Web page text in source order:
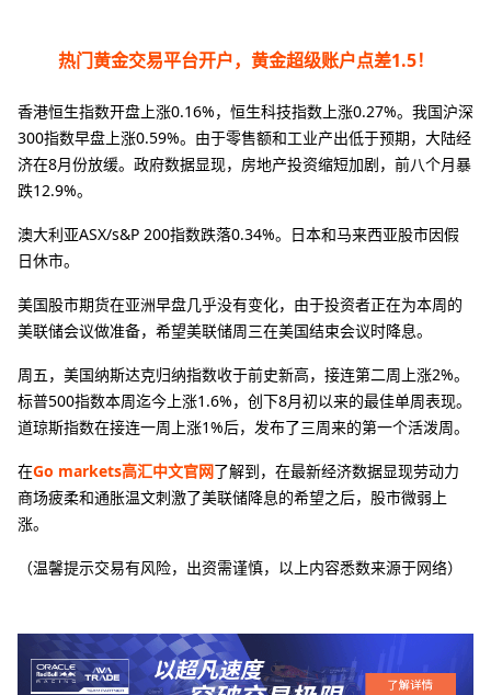
热门黄金交易平台开户，黄金超级账户点差1.5！
香港恒生指数开盘上涨0.16%，恒生科技指数上涨0.27%。我国沪深
300指数早盘上涨0.59%。由于零售额和工业产出低于预期，大陆经
济在8月份放缓。政府数据显现，房地产投资缩短加剧，前八个月暴
跌12.9%。
澳大利亚ASX/s&P 200指数跌落0.34%。日本和马来西亚股市因假
日休市。
美国股市期货在亚洲早盘几乎没有变化，由于投资者正在为本周的
美联储会议做准备，希望美联储周三在美国结束会议时降息。
周五，美国纳斯达克归纳指数收于前史新高，接连第二周上涨2%。
标普500指数本周迄今上涨1.6%，创下8月初以来的最佳单周表现。
道琼斯指数在接连一周上涨1%后，发布了三周来的第一个活泼周。
在Go markets高汇中文官网了解到，在最新经济数据显现劳动力
商场疲柔和通胀温文刺激了美联储降息的希望之后，股市微弱上
涨。
（温馨提示交易有风险，出资需谨慎，以上内容悉数来源于网络）